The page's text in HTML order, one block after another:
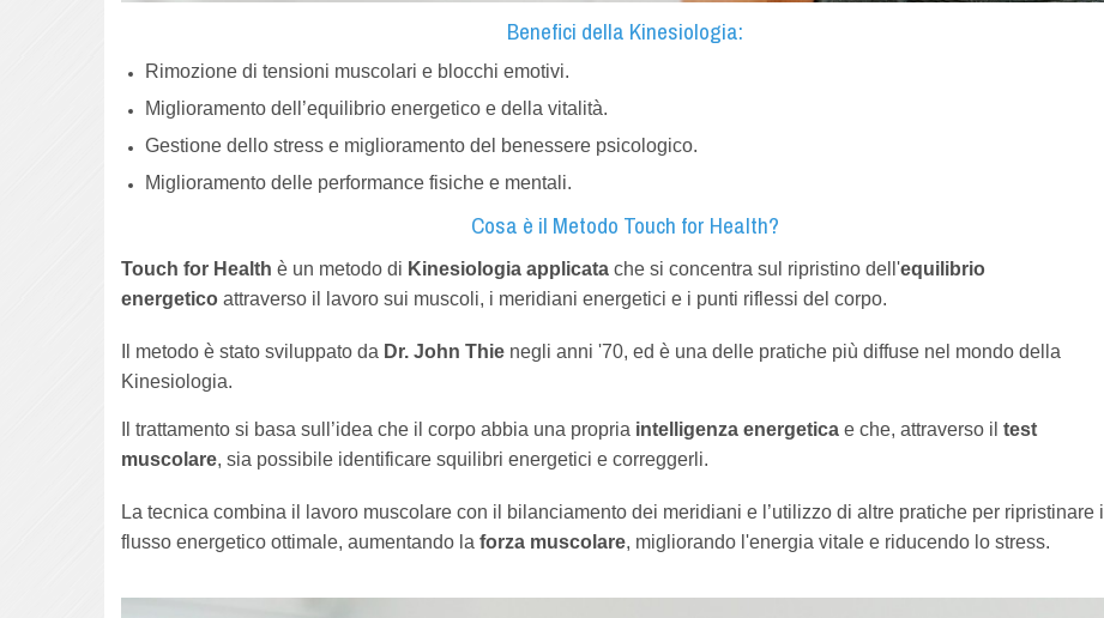
Benefici della Kinesiologia:
Rimozione di tensioni muscolari e blocchi emotivi.
Miglioramento dell’equilibrio energetico e della vitalità.
Gestione dello stress e miglioramento del benessere psicologico.
Miglioramento delle performance fisiche e mentali.
Cosa è il Metodo Touch for Health?
Touch for Health è un metodo di Kinesiologia applicata che si concentra sul ripristino dell'equilibrio
energetico attraverso il lavoro sui muscoli, i meridiani energetici e i punti riflessi del corpo.
Il metodo è stato sviluppato da Dr. John Thie negli anni '70, ed è una delle pratiche più diffuse nel mondo della
Kinesiologia.
Il trattamento si basa sull’idea che il corpo abbia una propria intelligenza energetica e che, attraverso iltest
muscolare, sia possibile identificare squilibri energetici e correggerli.
La tecnica combina il lavoro muscolare con il bilanciamento dei meridiani e l’utilizzo di altre pratiche per ripristinare il
flusso energetico ottimale, aumentando laforza muscolare, migliorando l'energia vitale e riducendo lo stress.